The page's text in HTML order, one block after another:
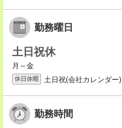
勤務曜日
土日祝休
月～金
休日休暇 土日祝(会社カレンダー)
勤務時間